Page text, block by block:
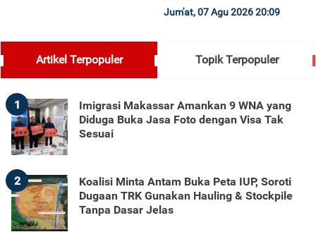
Jum'at, 07 Agu 2026 20:09
Artikel Terpopuler Topik Terpopuler
1
Imigrasi Makassar Amankan 9 WNA yang
Diduga Buka Jasa Foto dengan Visa Tak
Sesuai
2
Koalisi Minta Antam Buka Peta IUP, Soroti
Dugaan TRK Gunakan Hauling & Stockpile
Tanpa Dasar Jelas